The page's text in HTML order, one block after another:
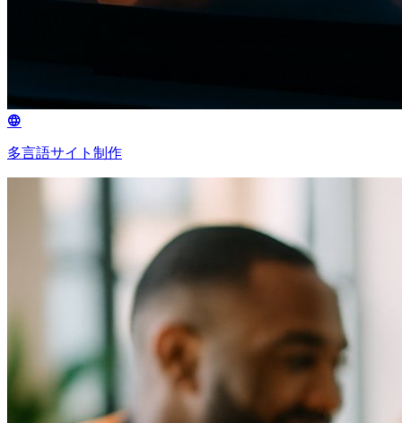
多言語サイト制作